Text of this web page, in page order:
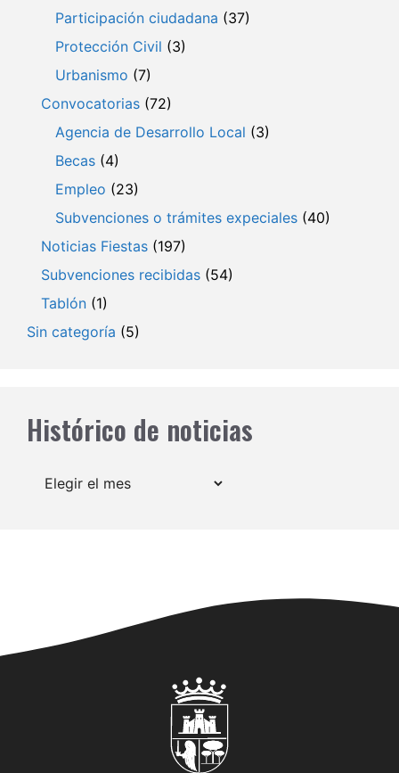
Participación ciudadana (37)
Protección Civil (3)
Urbanismo (7)
Convocatorias (72)
Agencia de Desarrollo Local (3)
Becas (4)
Empleo (23)
Subvenciones o trámites expeciales (40)
Noticias Fiestas (197)
Subvenciones recibidas (54)
Tablón (1)
Sin categoría (5)
Histórico de noticias
Archivos